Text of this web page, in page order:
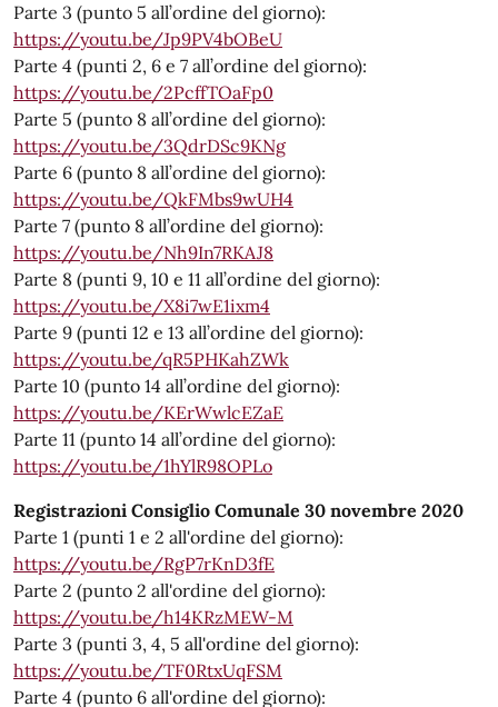
Parte 3 (punto 5 all’ordine del giorno):
https://youtu.be/Jp9PV4bOBeU
Parte 4 (punti 2, 6 e 7 all’ordine del giorno):
https://youtu.be/2PcffTOaFp0
Parte 5 (punto 8 all’ordine del giorno):
https://youtu.be/3QdrDSc9KNg
Parte 6 (punto 8 all’ordine del giorno):
https://youtu.be/QkFMbs9wUH4
Parte 7 (punto 8 all’ordine del giorno):
https://youtu.be/Nh9In7RKAJ8
Parte 8 (punti 9, 10 e 11 all’ordine del giorno):
https://youtu.be/X8i7wE1ixm4
Parte 9 (punti 12 e 13 all’ordine del giorno):
https://youtu.be/qR5PHKahZWk
Parte 10 (punto 14 all’ordine del giorno):
https://youtu.be/KErWwlcEZaE
Parte 11 (punto 14 all’ordine del giorno):
https://youtu.be/1hYlR98OPLo
Registrazioni Consiglio Comunale 30 novembre 2020
Parte 1 (punti 1 e 2 all'ordine del giorno):
https://youtu.be/RgP7rKnD3fE
Parte 2 (punto 2 all'ordine del giorno):
https://youtu.be/h14KRzMEW-M
Parte 3 (punti 3, 4, 5 all'ordine del giorno):
https://youtu.be/TF0RtxUqFSM
Parte 4 (punto 6 all'ordine del giorno):